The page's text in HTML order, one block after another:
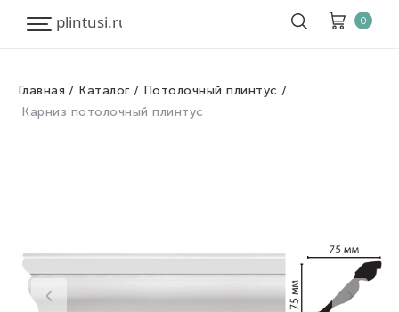
Корзина
0
Главная Каталог
Потолочный плинтус
Карниз потолочный плинтус